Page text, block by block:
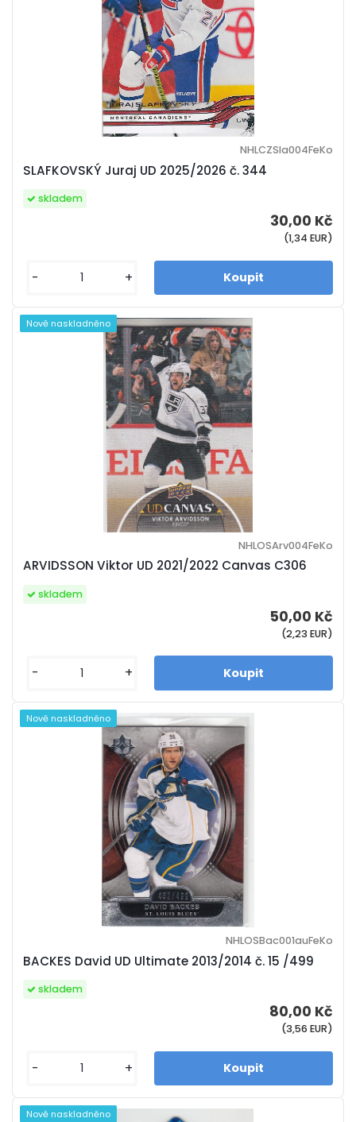
SLAFKOVSKÝ Juraj UD 2025/2026 č. 344
NHLCZSla004FeKo
30,00 Kč
(1,34 EUR)
skladem
- +
ARVIDSSON Viktor UD 2021/2022 Canvas C306
NHLOSArv004FeKo
50,00 Kč
(2,23 EUR)
skladem
- +
Nově naskladněno
BACKES David UD Ultimate 2013/2014 č. 15 /499
NHLOSBac001auFeKo
80,00 Kč
(3,56 EUR)
skladem
- +
Nově naskladněno
Nově naskladněno